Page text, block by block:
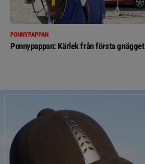
PONNYPAPPAN
Ponnypappan: Kärlek från första gnägget